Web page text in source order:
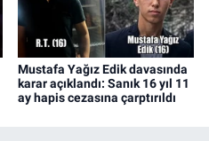
Mustafa Yağız Edik davasında
karar açıklandı: Sanık 16 yıl 11
ay hapis cezasına çarptırıldı